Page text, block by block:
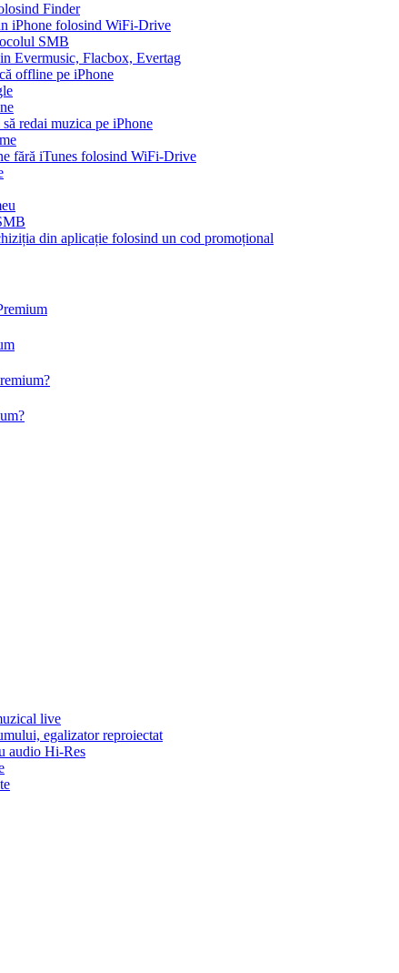
Finder
iPhone folosind WiFi-Drive
SMB
Evermusic, Flacbox, Evertag
offline pe iPhone
redai muzica pe iPhone
fără iTunes folosind WiFi-Drive
din aplicație folosind un cod promoțional
live
egalizator reproiectat
audio Hi-Res